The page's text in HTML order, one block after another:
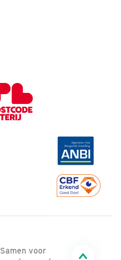
Samen voor